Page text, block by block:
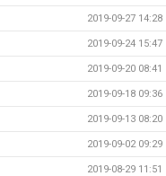
2019-09-27 14:28
2019-09-24 15:47
2019-09-20 08:41
2019-09-18 09:36
2019-09-13 08:20
2019-09-02 09:29
2019-08-29 11:51